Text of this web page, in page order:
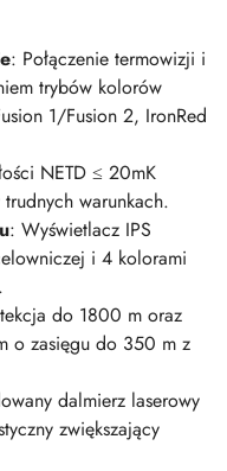
: Połączenie termowizji i
trybów kolorów
1/Fusion 2, IronRed
NETD ≤ 20mK
warunkach.
: Wyświetlacz IPS
i 4 kolorami
do 1800 m oraz
o zasięgu do 350 m z
dalmierz laserowy
zwiększający